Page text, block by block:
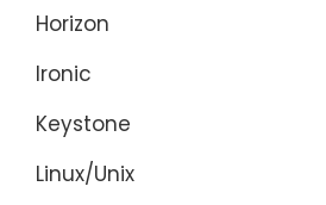
Horizon
Ironic
Keystone
Linux/Unix